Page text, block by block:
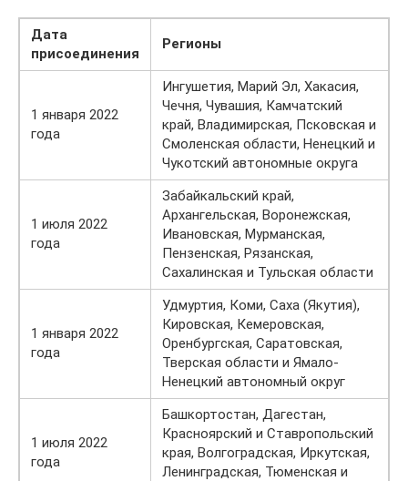
Дата
присоединения
Регионы
1 января 2022
года
Ингушетия, Марий Эл, Хакасия,
Чечня, Чувашия, Камчатский
край, Владимирская, Псковская и
Смоленская области, Ненецкий и
Чукотский автономные округа
1 июля 2022
года
Забайкальский край,
Архангельская, Воронежская,
Ивановская, Мурманская,
Пензенская, Рязанская,
Сахалинская и Тульская области
1 января 2022
года
Удмуртия, Коми, Саха (Якутия),
Кировская, Кемеровская,
Оренбургская, Саратовская,
Тверская области и Ямало-
Ненецкий автономный округ
1 июля 2022
года
Башкортостан, Дагестан,
Красноярский и Ставропольский
края, Волгоградская, Иркутская,
Ленинградская, Тюменская и